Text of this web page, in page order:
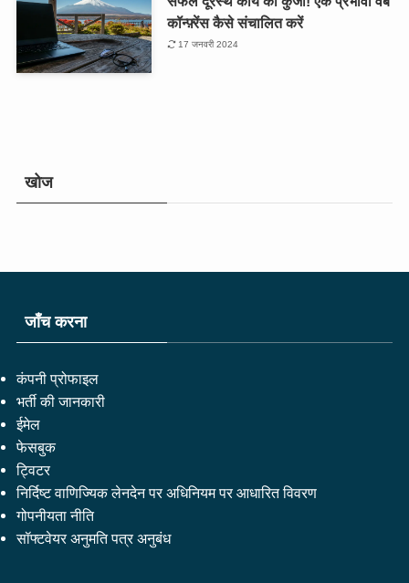
कॉन्फ़्रेंस कैसे संचालित करें
17 जनवरी 2024
खोज
जाँच करना
कंपनी प्रोफाइल
भर्ती की जानकारी
ईमेल
फेसबुक
ट्विटर
निर्दिष्ट वाणिज्यिक लेनदेन पर अधिनियम पर आधारित विवरण
गोपनीयता नीति
सॉफ्टवेयर अनुमति पत्र अनुबंध